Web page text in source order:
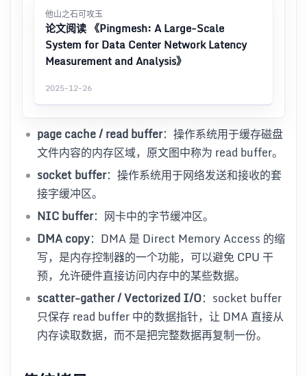
他山之石可攻玉
论文阅读 《Pingmesh: A Large-Scale
System for Data Center Network Latency
Measurement and Analysis》
2025-12-26
page cache / read buffer：操作系统用于缓存磁盘
文件内容的内存区域，原文图中称为 read buffer。
socket buffer：操作系统用于网络发送和接收的套
接字缓冲区。
NIC buffer：网卡中的字节缓冲区。
DMA copy：DMA 是 Direct Memory Access 的缩
写，是内存控制器的一个功能，可以避免 CPU 干
预，允许硬件直接访问内存中的某些数据。
scatter-gather / Vectorized I/O：socket buffer
只保存 read buffer 中的数据指针，让 DMA 直接从
内存读取数据，而不是把完整数据再复制一份。